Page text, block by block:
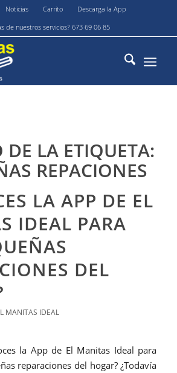
Noticias Carrito
Descarga la App
de nuestros servicios? 673 69 06 85
DE LA ETIQUETA:
REPACIONES
LA APP DE EL
IDEAL PARA
DEL
MANITAS IDEAL
la App de El Manitas Ideal para
reparaciones del hogar? ¿Todavía